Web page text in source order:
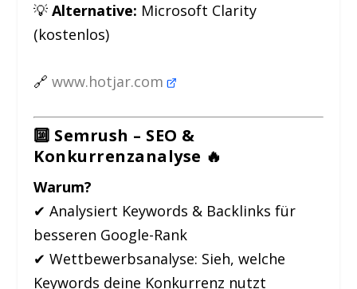
💡Alternative: Microsoft Clarity
(kostenlos)
🔗www.hotjar.com
🔟 Semrush – SEO &
Konkurrenzanalyse 🔥
Warum?
✔ Analysiert Keywords & Backlinks für
besseren Google-Rank
✔ Wettbewerbsanalyse: Sieh, welche
Keywords deine Konkurrenz nutzt